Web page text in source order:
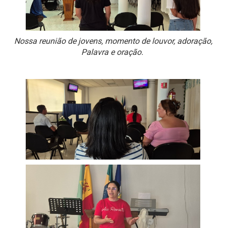
Nossa reunião de jovens, momento de louvor, adoração,
Palavra e oração.